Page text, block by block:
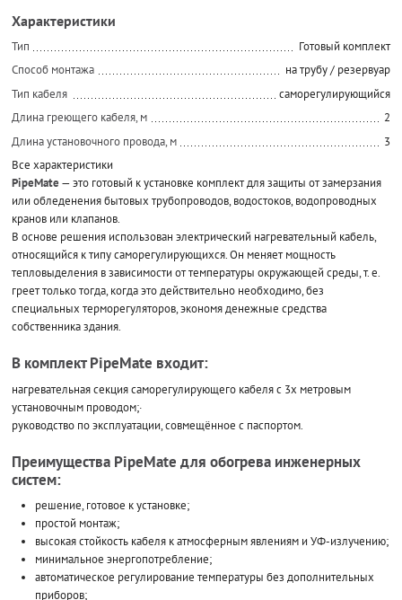
Характеристики
Тип
Готовый комплект
Способ монтажа
на трубу / резервуар
Тип кабеля
саморегулирующийся
Длина греющего кабеля, м
2
Длина установочного провода, м
3
Все характеристики
PipeMate— это готовый к установке комплект для защиты от замерзания
или обледенения бытовых трубопроводов, водостоков, водопроводных
кранов или клапанов.
В основе решения использован электрический нагревательный кабель,
относящийся к типу саморегулирующихся. Он меняет мощность
тепловыделения в зависимости от температуры окружающей среды, т. е.
греет только тогда, когда это действительно необходимо, без
специальных терморегуляторов, экономя денежные средства
собственника здания.
В комплект PipeMate входит:
нагревательная секция саморегулирующего кабеля с 3х метровым
установочным проводом;·
руководство по эксплуатации, совмещённое с паспортом.
Преимущества PipeMate для обогрева инженерных
систем:
решение, готовое к установке;
простой монтаж;
высокая стойкость кабеля к атмосферным явлениям и УФ-излучению;
минимальное энергопотребление;
автоматическое регулирование температуры без дополнительных
приборов;